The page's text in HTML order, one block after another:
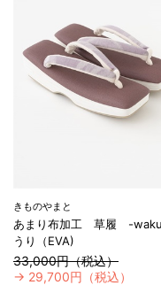
きものやまと
あまり布加工 草履 -
うり（EVA)
33,000円（税込）
→ 29,700円（税込）